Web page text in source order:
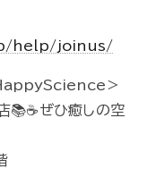
help/joinus/
＞
📚☕️ぜひ癒しの空